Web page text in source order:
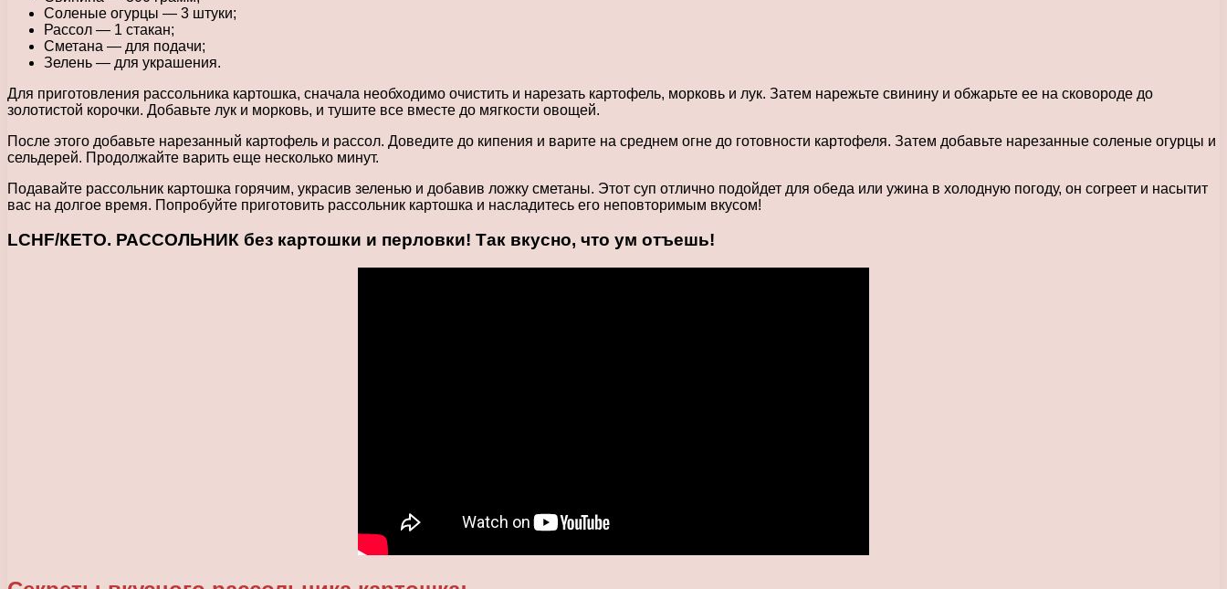
Соленые огурцы — 3 штуки;
Рассол — 1 стакан;
Сметана — для подачи;
Зелень — для украшения.
Для приготовления рассольника картошка, сначала необходимо очистить и нарезать картофель, морковь и лук. Затем нарежьте свинину и обжарьте ее на сковороде до
золотистой корочки. Добавьте лук и морковь, и тушите все вместе до мягкости овощей.
После этого добавьте нарезанный картофель и рассол. Доведите до кипения и варите на среднем огне до готовности картофеля. Затем добавьте нарезанные соленые огурцы и
сельдерей. Продолжайте варить еще несколько минут.
Подавайте рассольник картошка горячим, украсив зеленью и добавив ложку сметаны. Этот суп отлично подойдет для обеда или ужина в холодную погоду, он согреет и насытит
вас на долгое время. Попробуйте приготовить рассольник картошка и насладитесь его неповторимым вкусом!
LCHF/КЕТО. РАССОЛЬНИК без картошки и перловки! Так вкусно, что ум отъешь!